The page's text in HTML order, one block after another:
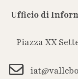
Ufficio di
Piazza XX